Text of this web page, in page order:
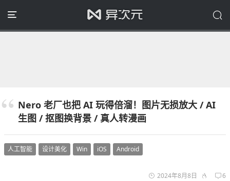
Nero 老厂也把 AI 玩得倍溜！图片无损放大 / AI
生图 / 抠图换背景 / 真人转漫画
人工智能 设计美化 Win iOS Android
2024年8月8日 6